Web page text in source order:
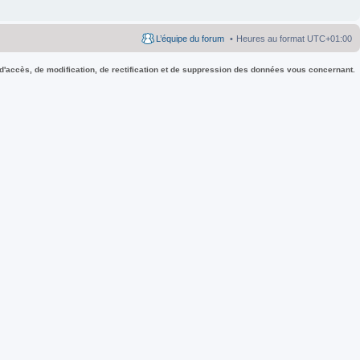
Heures au format UTC+01:00
L’équipe du forum
de modification, de rectification et de suppression des données vous concernant.